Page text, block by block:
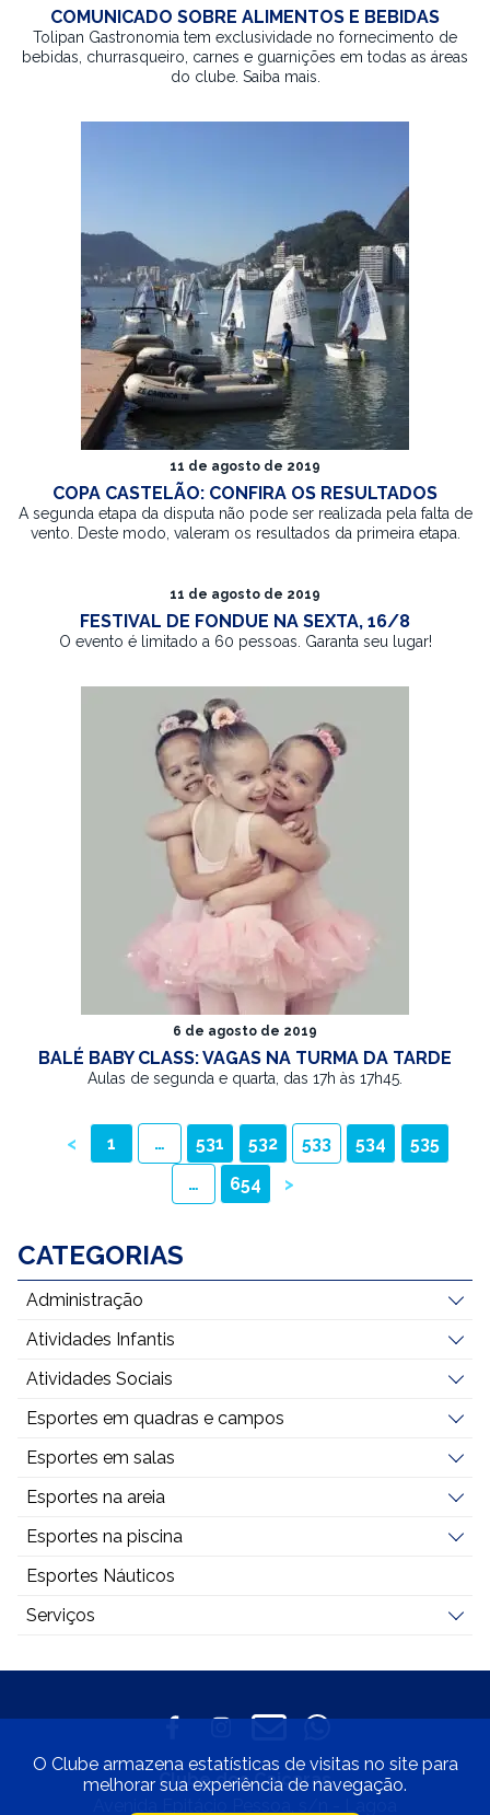
COMUNICADO SOBRE ALIMENTOS E BEBIDAS
Tolipan Gastronomia tem exclusividade no fornecimento de
bebidas, churrasqueiro, carnes e guarnições em todas as áreas
do clube. Saiba mais.
11 de agosto de 2019
COPA CASTELÃO: CONFIRA OS RESULTADOS
A segunda etapa da disputa não pode ser realizada pela falta de
vento. Deste modo, valeram os resultados da primeira etapa.
11 de agosto de 2019
FESTIVAL DE FONDUE NA SEXTA, 16/8
O evento é limitado a 60 pessoas. Garanta seu lugar!
6 de agosto de 2019
BALÉ BABY CLASS: VAGAS NA TURMA DA TARDE
Aulas de segunda e quarta, das 17h às 17h45.
PAGINAÇÃO
< 1 … 531 532 533 534
535
…
654 >
CATEGORIAS
Administração
Atividades Infantis
Atividades Sociais
Esportes em quadras e campos
Esportes em salas
Esportes na areia
Esportes na piscina
Esportes Náuticos
Serviços
Clube dos Caiçaras
O Clube armazena estatísticas de visitas no site para
melhorar sua experiência de navegação.